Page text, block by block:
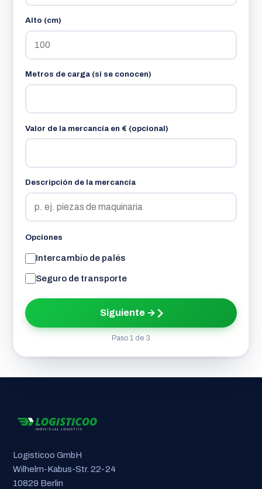
Alto (cm)
Metros de carga (si se conocen)
Valor de la mercancía en € (opcional)
Descripción de la mercancía
Opciones
Intercambio de palés
Seguro de transporte
Siguiente →
Paso 1 de 3
Logisticoo GmbH
Wilhelm-Kabus-Str. 22-24
10829 Berlin